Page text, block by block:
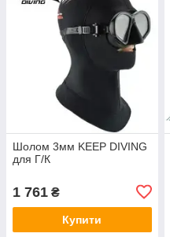
Шолом 3мм KEEP DIVING
для Г/К
1 761 ₴
Купити